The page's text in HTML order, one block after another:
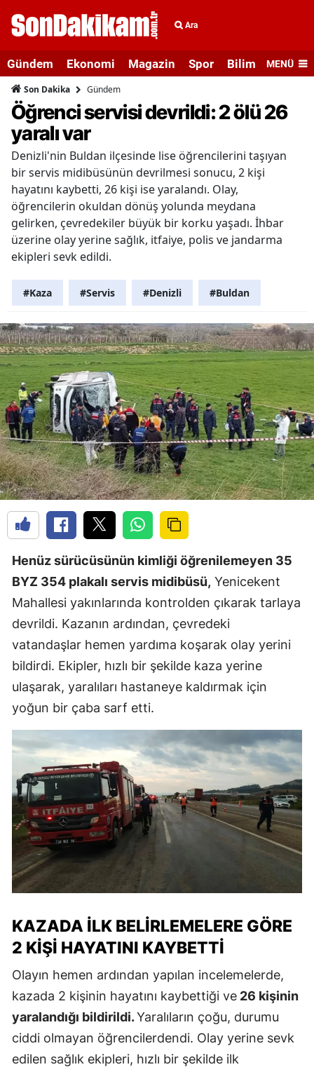
Ara
Gündem Ekonomi Magazin Spor Bilim veMENÜ
Son Dakika Gündem
Öğrenci servisi devrildi: 2 ölü 26
yaralı var
Denizli'nin Buldan ilçesinde lise öğrencilerini taşıyan
bir servis midibüsünün devrilmesi sonucu, 2 kişi
hayatını kaybetti, 26 kişi ise yaralandı. Olay,
öğrencilerin okuldan dönüş yolunda meydana
gelirken, çevredekiler büyük bir korku yaşadı. İhbar
üzerine olay yerine sağlık, itfaiye, polis ve jandarma
ekipleri sevk edildi.
#Kaza #Servis #Denizli #Buldan
Henüz sürücüsünün kimliği öğrenilemeyen 35
BYZ 354 plakalı servis midibüsü, Yenicekent
Mahallesi yakınlarında kontrolden çıkarak tarlaya
devrildi. Kazanın ardından, çevredeki
vatandaşlar hemen yardıma koşarak olay yerini
bildirdi. Ekipler, hızlı bir şekilde kaza yerine
ulaşarak, yaralıları hastaneye kaldırmak için
yoğun bir çaba sarf etti.
KAZADA İLK BELIRLEMELERE GÖRE
2 KIŞI HAYATINI KAYBETTI
Olayın hemen ardından yapılan incelemelerde,
kazada 2 kişinin hayatını kaybettiği ve 26 kişinin
yaralandığı bildirildi.Yaralıların çoğu, durumu
ciddi olmayan öğrencilerdendi. Olay yerine sevk
edilen sağlık ekipleri, hızlı bir şekilde ilk